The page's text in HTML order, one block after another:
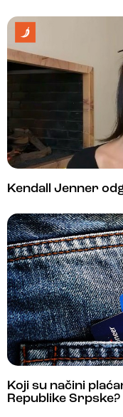
Kendall Jenner
Koji su načini
Republike Srpske?